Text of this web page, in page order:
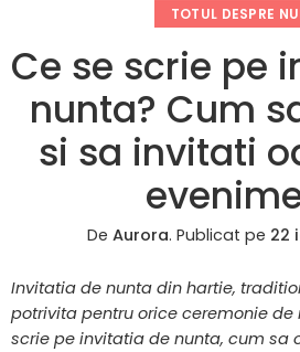
TOTUL DESPRE
Ce se scrie pe
nunta? Cum
si sa invitati
De Aurora. Publicat pe 22
Invitatia de nunta din hartie,
potrivita pentru orice ceremonie de
scrie pe invitatia de nunta, cum sa